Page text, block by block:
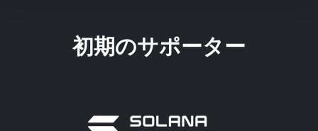
初期のサポーター